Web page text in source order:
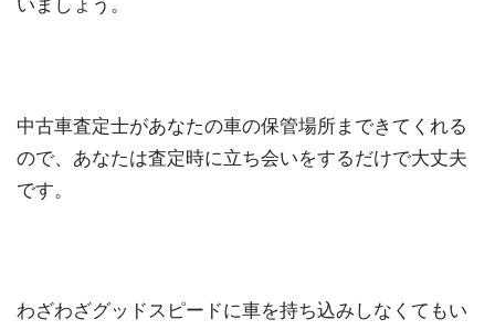
いましょう。
中古車査定士があなたの車の保管場所まできてくれる
ので、あなたは査定時に立ち会いをするだけで大丈夫
です。
わざわざグッドスピードに車を持ち込みしなくてもい